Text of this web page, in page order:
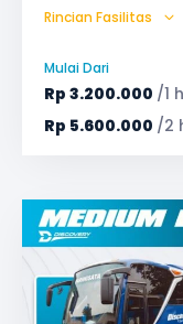
GPS
TV LED & Android
Rincian Fasilitas
Mulai Dari
Rp 3.200.000 /1
Rp 5.600.000 /2